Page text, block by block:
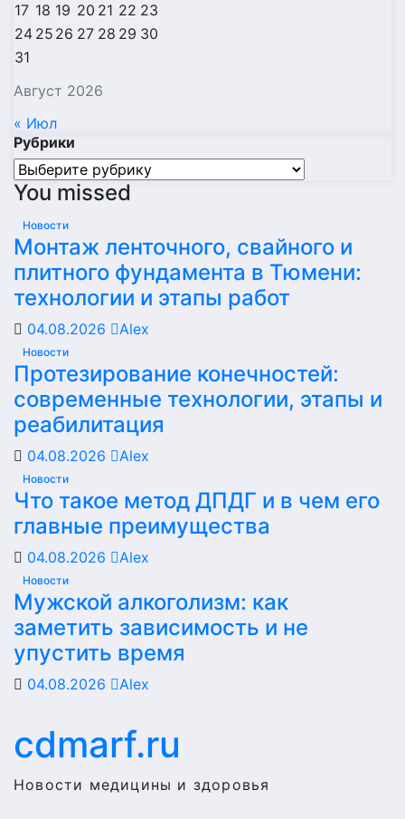
Август 2026
17 18 19 20 21 22 23
24 25 26 27 28 29 30
31
« Июл
Рубрики
Рубрики
You missed
Новости
Монтаж ленточного, свайного и
плитного фундамента в Тюмени:
технологии и этапы работ
04.08.2026 Alex
Новости
Протезирование конечностей:
современные технологии, этапы и
реабилитация
04.08.2026 Alex
Новости
Что такое метод ДПДГ и в чем его
главные преимущества
04.08.2026 Alex
Новости
Мужской алкоголизм: как
заметить зависимость и не
упустить время
04.08.2026 Alex
cdmarf.ru
Новости медицины и здоровья